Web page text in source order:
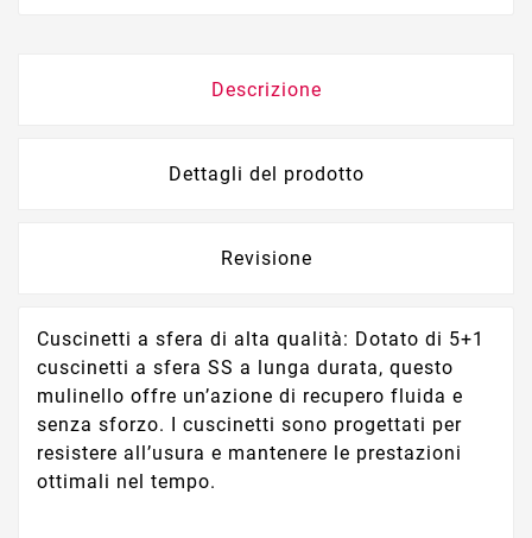
Descrizione
Dettagli del prodotto
Revisione
Cuscinetti a sfera di alta qualità: Dotato di 5+1
cuscinetti a sfera SS a lunga durata, questo
mulinello offre un’azione di recupero fluida e
senza sforzo. I cuscinetti sono progettati per
resistere all’usura e mantenere le prestazioni
ottimali nel tempo.